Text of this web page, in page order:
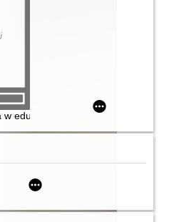
w edukacji czytelniczej i medialnej
obowiązkowa